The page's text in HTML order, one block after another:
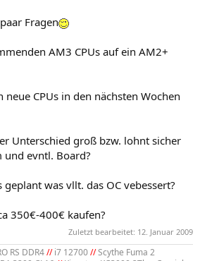
Fragen
AM3 CPUs auf ein AM2+
CPUs in den nächsten Wochen
Unterschied groß bzw. lohnt sicher
und evntl. Board?
was vllt. das OC vebessert?
350€-400€ kaufen?
Zuletzt bearbeitet: 12. Januar 2009
RS DDR4//i7 12700//Scythe Fuma 2